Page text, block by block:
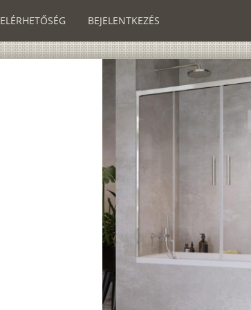
ELÉRHETŐSÉG BEJELENTKEZÉS